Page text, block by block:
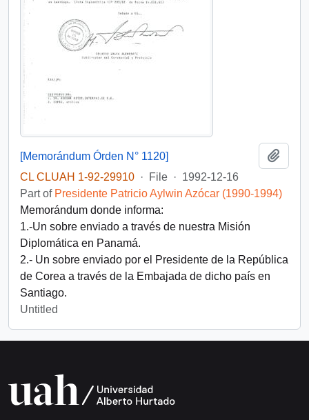
[Memorándum Órden N° 1120]
CL CLUAH 1-92-29910 · File · 1992-12-16
Part of Presidente Patricio Aylwin Azócar (1990-1994)
Memorándum donde informa:
1.-Un sobre enviado a través de nuestra Misión
Diplomática en Panamá.
2.- Un sobre enviado por el Presidente de la República
de Corea a través de la Embajada de dicho país en
Santiago.
Untitled